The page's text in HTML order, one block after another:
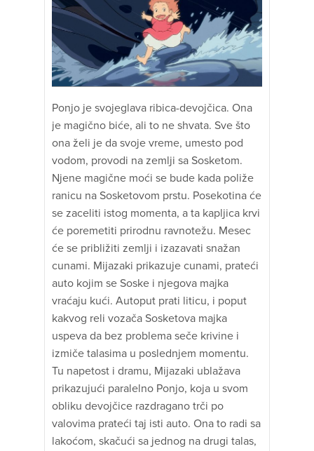
Ponjo je svojeglava ribica-devojčica. Ona
je magično biće, ali to ne shvata. Sve što
ona želi je da svoje vreme, umesto pod
vodom, provodi na zemlji sa Sosketom.
Njene magične moći se bude kada poliže
ranicu na Sosketovom prstu. Posekotina će
se zaceliti istog momenta, a ta kapljica krvi
će poremetiti prirodnu ravnotežu. Mesec
će se približiti zemlji i izazavati snažan
cunami. Mijazaki prikazuje cunami, prateći
auto kojim se Soske i njegova majka
vraćaju kući. Autoput prati liticu, i poput
kakvog reli vozača Sosketova majka
uspeva da bez problema seče krivine i
izmiče talasima u poslednjem momentu.
Tu napetost i dramu, Mijazaki ublažava
prikazujući paralelno Ponjo, koja u svom
obliku devojčice razdragano trči po
valovima prateći taj isti auto. Ona to radi sa
lakoćom, skačući sa jednog na drugi talas,